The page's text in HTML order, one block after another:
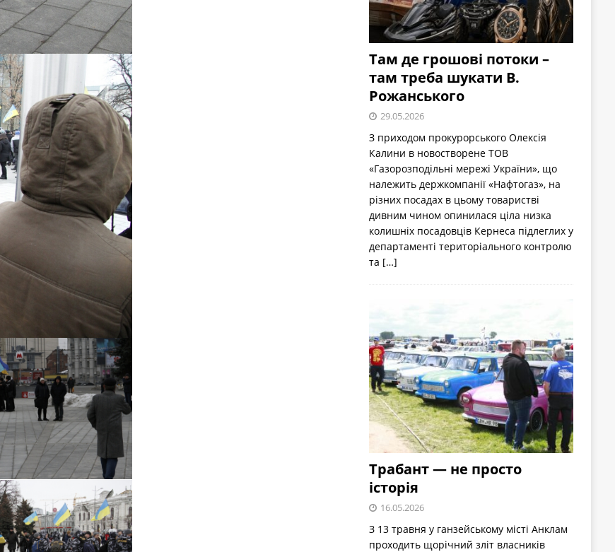
Там де грошові потоки –
там треба шукати В.
Рожанського
29.05.2026
З приходом прокурорського Олексія
Калини в новостворене ТОВ
«Газорозподільні мережі України», що
належить держкомпанії «Нафтогаз», на
різних посадах в цьому товаристві
дивним чином опинилася ціла низка
колишніх посадовців Кернеса підлеглих у
департаменті територіального контролю
та […]
Трабант — не просто
історія
16.05.2026
З 13 травня у ганзейському місті Анклам
проходить щорічний зліт власників